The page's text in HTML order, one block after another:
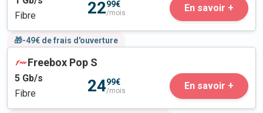
Fibre
2299€
/mois En savoir +
🎁-49€ de frais d'ouverture
Freebox Pop S
5 Gb/s
Fibre
2499€
/mois En savoir +